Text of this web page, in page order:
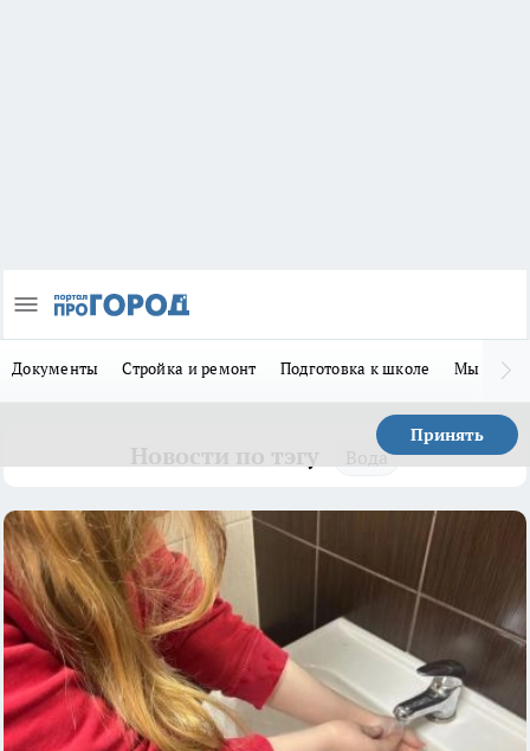
Документы Стройка и ремонт Подготовка к школе Мы в MAX
Принять
Вода